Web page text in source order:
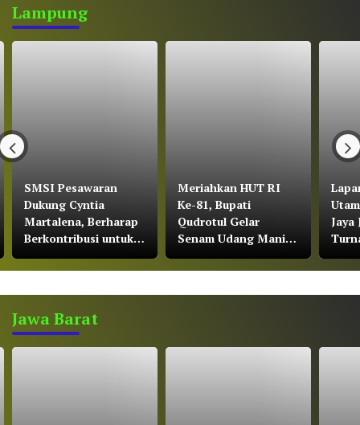
Lampung
SMSI Pesawaran
Dukung Cyntia
Martalena, Berharap
Berkontribusi untuk
KNMP Pesawaran
Meriahkan HUT RI
Ke-81, Bupati
Qudrotul Gelar
Senam Udang Manis
di Kawasan Wisata
Cakat Raya
Jaya
Jawa Barat